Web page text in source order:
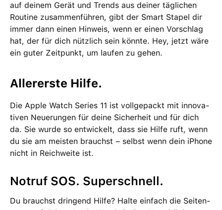
auf deinem Gerät und Trends aus deiner täglichen
Routine zu­sam­men­führen, gibt der Smart Stapel dir
immer dann einen Hinweis, wenn er einen Vorschlag
hat, der für dich nützlich sein könnte. Hey, jetzt wäre
ein guter Zeit­punkt, um laufen zu gehen.
Allererste Hilfe.
Die Apple Watch Series 11 ist voll­gepackt mit inno­va­
tiven Neuerungen für deine Sicher­heit und für dich
da. Sie wurde so ent­wi­ckelt, dass sie Hilfe ruft, wenn
du sie am meisten brauchst – selbst wenn dein iPhone
nicht in Reich­weite ist.
Notruf SOS. Superschnell.
Du brauchst dringend Hilfe? Halte ein­fach die Seiten­